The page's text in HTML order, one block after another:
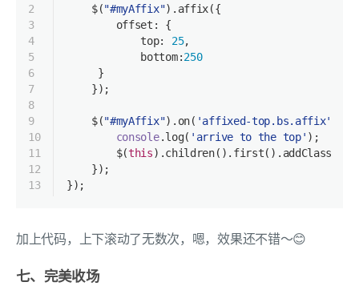
2
3
4
5
6
7
8
9
10
11
12
13
    $(
"#myAffix").affix({
        offset: {
            top:
25,
            bottom:
250
     }
    });
    $(
"#myAffix").on( 'affixed-top.bs.affix'
console.log( 'arrive to the top' );
        $(
this).children().first().addClass(
    });
});
加上代码，上下滚动了无数次，嗯，效果还不错～😊
七、完美收场